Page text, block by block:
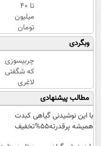
تا ۴۰
میلیون
تومان
اعتبار
بگیر
وبگردی
چربیسوزی
که شگفتی
لاغری
آسان را
رقم زد!
مطالب پیشنهادی
با این نوشیدنی گیاهی کبدت
همیشه پرقدرته55%تخفیف